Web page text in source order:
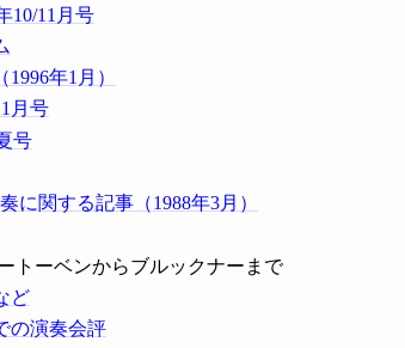
10/11月号
年1月）
月号
号
に関する記事（1988年3月）
トーベンからブルックナーまで
ど
の演奏会評